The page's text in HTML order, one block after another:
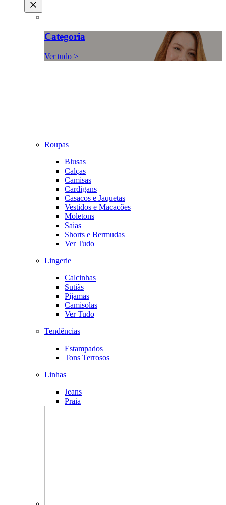
Categoria
Ver tudo >
Roupas
Blusas
Calças
Camisas
Cardigans
Casacos e Jaquetas
Vestidos e Macacões
Moletons
Saias
Shorts e Bermudas
Ver Tudo
Lingerie
Calcinhas
Sutiãs
Pijamas
Camisolas
Ver Tudo
Tendências
Estampados
Tons Terrosos
Linhas
Jeans
Praia